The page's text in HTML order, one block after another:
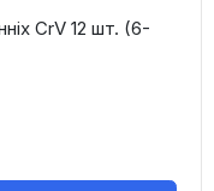
CrV 12 шт. (6-